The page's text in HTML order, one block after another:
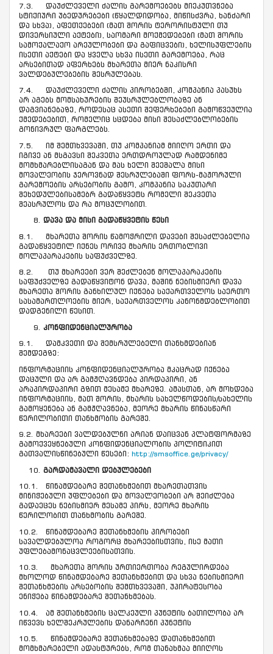
7.3. დაუძლეველი ძალის გარემოებებს მიეკუთვნება
სტიქიური უბედურებები (წყალდიდობა, მიწისძვრა, ხანძარი
და სხვა), აფეთქებები (მათ შორის ტერორისტული თუ
დივერსიული აქტები), საომარი მოქმედებები (მათ შორის
სამოქალაქო არეულობები და გაფიცვები), ხელისუფლების
ისეთი აქტები და ყველა სხვა ისეთი გარემოება, რაც
არსებითად აფერხებს მხარეთა მიერ ნაკისრი
ვალდებულებების შესრულებას.
7.4. დაუძლეველი ძალის პირობებში, კომპანია პასუხს
არ აგებს მომსახურების შეუსრულებლობაზე ან
დაგვიანებაზე, როდესაც ასეთი შეფერხებები გამოწვეულია
ქმედებებით, რომელიც სცდება მისი შესაძლებლობების
გონივრულ ფარგლებს.
7.5. იმ შემთხვევაში, თუ კომპანიამ მიიღო ერთი და
იგივე ან მსგავსი შეკვეთა ერთდროულად რამდენიმე
მომხმარებლისაგან და მას ხელი შეეშალა მისი
მოვალეობის ჯეროვნად შესრულებაში ფორს-მაჟორული
გარემოების არსებობის გამო, კომპანია საკუთარი
შეხედულებისამებრ გადაწყვეტს რომელი შეკვეთა
შეასრულოს და რა მოცულობით.
დავა და მისი გადაწყვეტის წესი
8.1. მხარეთა შორის წამოჭრილი დავები შესაძლებელია
გადაწყვეტილ იქნეს ორივე მხარის ერთობლივი
მოლაპარაკების საფუძველზე.
8.2. თუ მხარეები ვერ შეძლებენ მოლაპარაკების
საფუძველზე გადაწყვიტონ დავა, მაშინ ნებისმიერი დავა
მხარეთა შორის განხილულ იქნება საქართველოს საერთო
სასამართლოების მიერ, საქართველოს კანონმდებლობით
დადგენილი წესით.
კონფიდენციალურობა
9.1. დამკვეთი და შემსრულებელი თანხმდებიან
შემდეგზე:
ინფორმაციის კონფიდენციალურობა მკაცრად იქნება
დაცული და არ გამჟღავნდება პირდაპირი, ან
არაპირდაპირი გზით მესამე მხარეზე. ამასთან, არ მოხდება
ინფორმაციის, მათ შორის, მხარის სახელწოდების/სახელის
გამოყენება ან გამჟღავნება, მეორე მხარის წინასწარი
წერილობითი თანხმობის გარეშე.
9.2. მხარეები ვალდებულნი არიან დაიცვან პლატფორმაზე
გამოქვეყნებული კონფიდენციალობის პოლიტიკით
გათვალისწინებული წესები: http://smsoffice.ge/privacy/
გარდამავალი დებულებები
10.1. წინამდებარე შეთანხმებით მხარეთათვის
მინიჭებული უფლებები და მოვალეობები არ შეიძლება
გადაეცეს ნებისმიერ მესამე პირს, მეორე მხარის
წერილობით თანხმობის გარეშე.
10.2. წინამდებარე შეთანხმების პირობები
სავალდებულოა როგორც მხარეებისთვის, ისე მათი
უფლებამონაცვლეებისათვის.
10.3. მხარეთა შორის ურთიერთობა რეგულირდება
მხოლოდ წინამდებარე შეთანხმებით და სხვა ნებისმიერი
შეთანხმების არსებობის შემთხვევაში, უპირატესობა
ენიჭება წინამდებარე შეთანხმებას.
10.4. ამ შეთანხმების ცალკეული პუნქტის ბათილობა არ
იწვევს ხელშეკრულების დანარჩენი პუნქტის
10.5. წინამდებარე შეთანხმებაზე დათანხმებით
მომხმარებელი ადასტურებს, რომ თანახმაა მიიღოს